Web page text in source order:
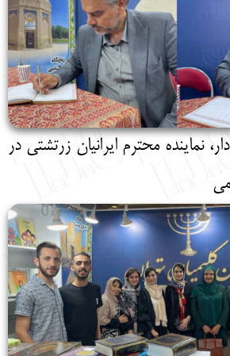
نماینده محترم ایرانیان زرتشتی در